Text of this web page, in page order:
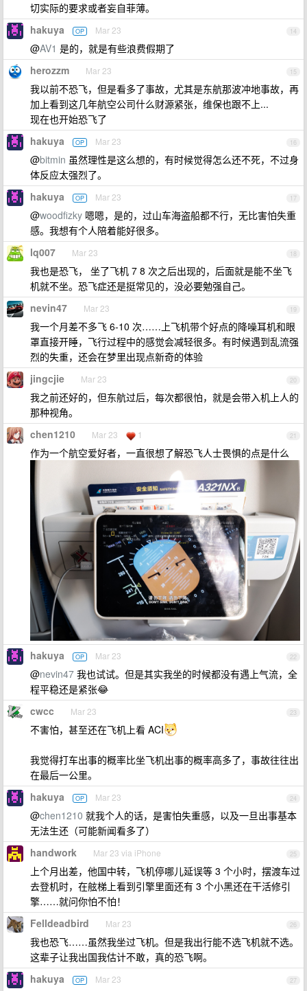
切实际的要求或者妄自菲薄。
14
hakuya OP Mar 23
@AV1 是的，就是有些浪费假期了
15
herozzm Mar 23
我以前不恐飞，但是看多了事故，尤其是东航那波冲地事故，再
加上看到这几年航空公司什么财源紧张，维保也跟不上...
现在也开始恐飞了
16
hakuya OP Mar 23
@bitmin 虽然理性是这么想的，有时候觉得怎么还不死，不过身
体反应太强烈了。
17
hakuya OP Mar 23
@woodfizky 嗯嗯，是的，过山车海盗船都不行，无比害怕失重
感。我想有个人陪着能好很多。
18
lq007 Mar 23
我也是恐飞， 坐了飞机 7 8 次之后出现的，后面就是能不坐飞
机就不坐。恐飞症还是挺常见的，没必要勉强自己。
19
nevin47 Mar 23
我一个月差不多飞 6-10 次……上飞机带个好点的降噪耳机和眼
罩直接开睡，飞行过程中的感觉会减轻很多。有时候遇到乱流强
烈的失重，还会在梦里出现点新奇的体验
20
jingcjie Mar 23
我之前还好的，但东航过后，每次都很怕，就是会带入机上人的
那种视角。
21
chen1210 Mar 23 1
作为一个航空爱好者，一直很想了解恐飞人士畏惧的点是什么
22
hakuya OP Mar 23
@nevin47 我也试试。但是其实我坐的时候都没有遇上气流，全
程平稳还是紧张😂
23
cwcc Mar 23
不害怕，甚至还在飞机上看 ACI
我觉得打车出事的概率比坐飞机出事的概率高多了，事故往往出
在最后一公里。
24
hakuya OP Mar 23
@chen1210 就我个人的话，是害怕失重感，以及一旦出事基本
无法生还（可能新闻看多了）
25
handwork Mar 23 via iPhone
上个月出差，他国中转，飞机停哪儿延误等 3 个小时，摆渡车过
去登机时，在舷梯上看到引擎里面还有 3 个小黑还在干活修引
擎……就问你怕不怕！
26
Felldeadbird Mar 23
我也恐飞……虽然我坐过飞机。但是我出行能不选飞机就不选。
这辈子让我出国我估计不敢，真的恐飞啊。
27
hakuya OP Mar 23